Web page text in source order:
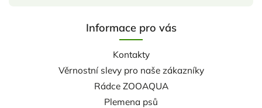
Informace pro vás
Kontakty
Věrnostní slevy pro naše zákazníky
Rádce ZOOAQUA
Plemena psů